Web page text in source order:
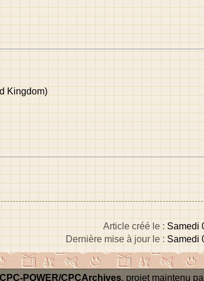
Kingdom)
Article créé le : Samedi
Dernière mise à jour le : Samedi
CPC-POWER/CPCArchives, projet maintenu